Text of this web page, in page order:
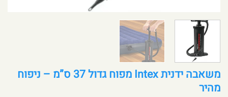
משאבה ידנית Intex מפוח גדול 37 ס”מ – ניפוח
מהיר